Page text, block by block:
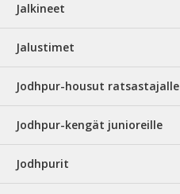
Jalkineet
Jalustimet
Jodhpur-housut ratsastajalle
Jodhpur-kengät junioreille
Jodhpurit